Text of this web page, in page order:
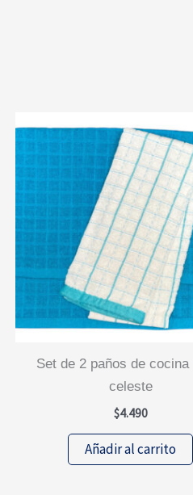
set de 2 paños de cocina tejido
celeste
$4.490
Añadir al carrito